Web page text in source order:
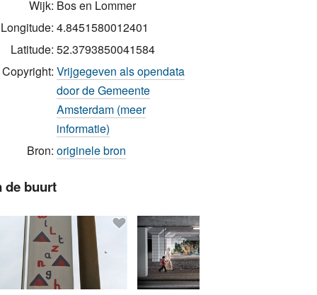
Wijk: Bos en Lommer
Longitude: 4.8451580012401
Latitude: 52.3793850041584
Copyright: Vrijgegeven als opendata
door de Gemeente
Amsterdam (meer
informatie)
Bron: originele bron
de buurt